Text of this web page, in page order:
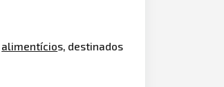
alimentícios, destinados